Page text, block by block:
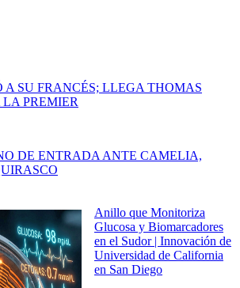
A SU FRANCÉS; LLEGA THOMAS
PREMIER
DE ENTRADA ANTE CAMELIA,
Anillo que Monitoriza
Glucosa y Biomarcadores
en el Sudor | Innovación de
Universidad de California
en San Diego